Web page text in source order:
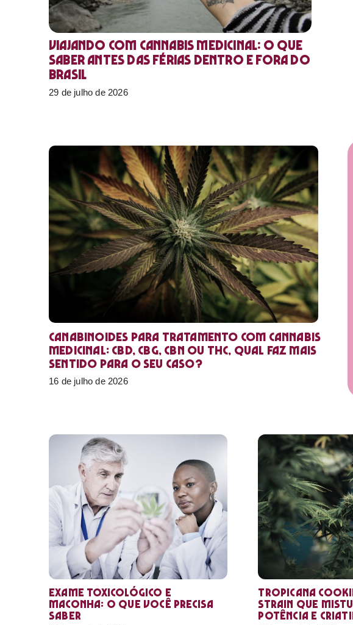
Viajando com cannabis medicinal: o que
saber antes das férias dentro e fora do
Brasil
29 de julho de 2026
Canabinoides para tratamento com cannabis
medicinal: CBD, CBG, CBN ou THC, qual faz mais
sentido para o seu caso?
16 de julho de 2026
Exame toxicológico e
maconha: o que você precisa
saber
Tropicana
strain que
potência e